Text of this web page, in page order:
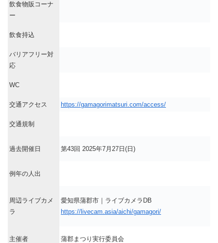
飲食物販コーナ
ー
飲食持込
バリアフリー対
応
WC
交通アクセス https://gamagorimatsuri.com/access/
交通規制
過去開催日 第43回 2025年7月27日(日)
例年の人出
周辺ライブカメ
ラ
愛知県蒲郡市｜ライブカメラDB
https://livecam.asia/aichi/gamagori/
主催者 蒲郡まつり実行委員会